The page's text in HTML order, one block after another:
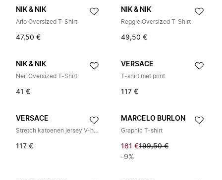
NIK & NIK
Arlo Oversized T-Shirt
47,50 €
NIK & NIK
Reggie Oversized T-Shirt
49,50 €
NIK & NIK
Neil Oversized T-Shirt
41 €
VERSACE
T-shirt met print
117 €
VERSACE
Stretch katoenen jersey V-hals T-shirt
117 €
MARCELO BURLON
Graphic T-shirt
181 €199,50 €
-9%